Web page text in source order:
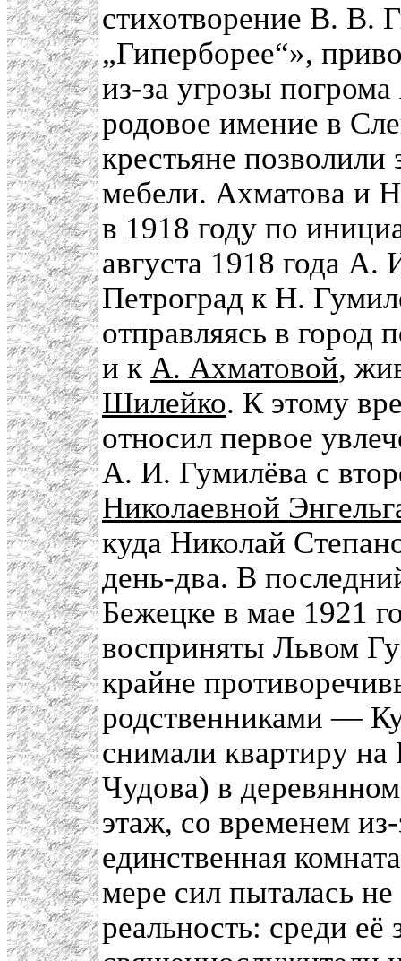
стихотворение В. В.
„Гиперборее“»,
из-за угрозы
родовое имение в
крестьяне позволили
мебели. Ахматова и
в 1918 году по
августа 1918 года А.
Петроград к Н.
отправляясь в город
и к А. Ахматовой,
Шилейко. К этому
относил первое
А. И. Гумилёва с
Николаевной
куда Николай
день-два. В
Бежецке в мае 1921
восприняты Львом
крайне
родственниками —
снимали квартиру
Чудова) в
этаж, со временем
единственная
мере сил пыталась
реальность: среди